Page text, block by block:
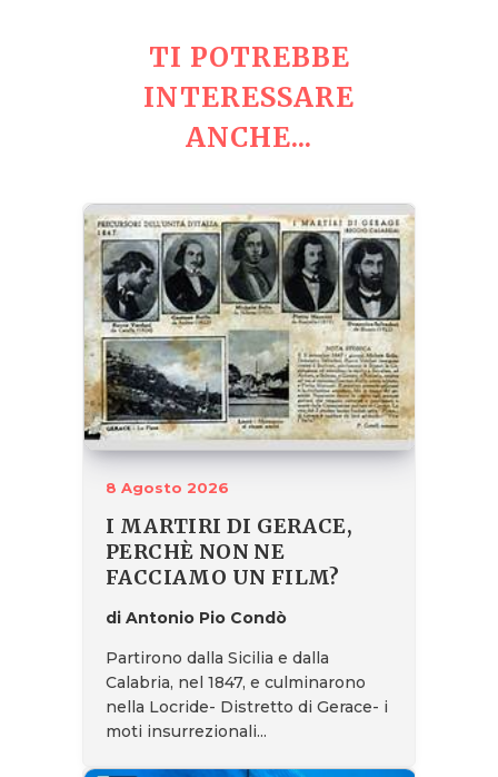
TI POTREBBE
INTERESSARE
ANCHE...
8 Agosto 2026
I MARTIRI DI GERACE,
PERCHÈ NON NE
FACCIAMO UN FILM?
di Antonio Pio Condò
Partirono dalla Sicilia e dalla
Calabria, nel 1847, e culminarono
nella Locride- Distretto di Gerace- i
moti insurrezionali...